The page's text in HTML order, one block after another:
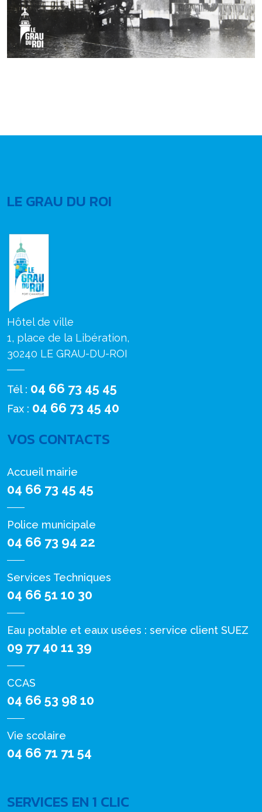
LE GRAU DU ROI
Hôtel de ville
1, place de la Libération,
30240 LE GRAU-DU-ROI
Tél : 04 66 73 45 45
Fax : 04 66 73 45 40
VOS CONTACTS
Accueil mairie
04 66 73 45 45
Police municipale
04 66 73 94 22
Services Techniques
04 66 51 10 30
Eau potable et eaux usées : service client SUEZ
09 77 40 11 39
CCAS
04 66 53 98 10
Vie scolaire
04 66 71 71 54
SERVICES EN 1 CLIC